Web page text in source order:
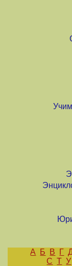
А Б В Г
С Т У